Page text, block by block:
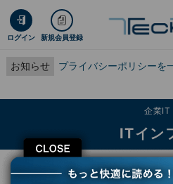
ログイン 新規会員登録
お知らせ プライバシーポリシーを
CLOSE
企業IT
ITイン